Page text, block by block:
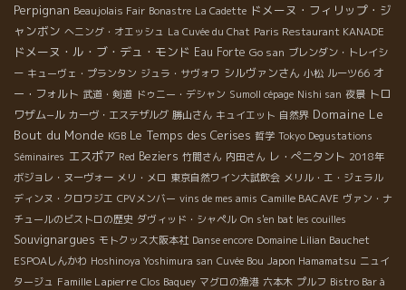
Perpignan Beaujolais Fair Bonastre La Cadette ドメーヌ・フィリップ・ジ
ャンボン へニング・オエッシュ La Cuvée du Chat Paris Restaurant KANADE
ドメーヌ・ル・ブ・デュ・モンド Eau Forte Go san ブレンダン・トレイシ
ー キューヴェ・プランタン ジュラ・サヴォワ シルヴァンさん 小松 ルーツ66 オ
ー・フォルト 武道・剣道 ドゥニー・デシャン Sumoll cépage Nishi san 夜景 トロ
ワザム−ル カーヴ・エステザルグ 勝山さん キュイエット 自然界 Domaine Le
Bout du Monde KGB Le Temps des Cerises 哲学 Tokyo Degustations
Séminaires エスポア Red Beziers 竹間さん 内田さん レ・ぺニタント 2018年
ボジョレ・ヌーヴォー メリ・メロ 東京自然ワイン大試飲会 メリル・エ・ジェラル
ディンヌ・クロワジエ CPVメンバー vins de mes amis Camille BACAVE ヴァン・ナ
チュールのビストロの歴史 ダヴィッド・シャペル On s'en bat les couilles
Souvignargues モトクッス大阪本社 Danse encore Domaine Lilian Bauchet
ESPOAしんかわ Hoshinoya Yoshimura san Cuvée Bou Japon Hamamatsu ニュイ
タージュ Famille Lapierre Clos Baquey マグロの漁港 六本木 プルフ Bistro Bar à